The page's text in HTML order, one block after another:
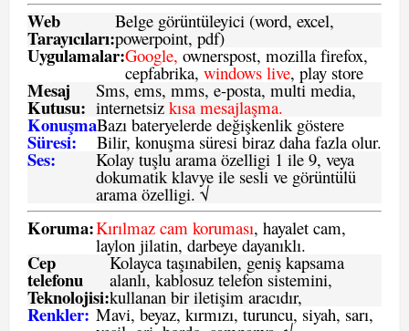
Web
Tarayıcıları:
Belge görüntüleyici (word, excel,
powerpoint, pdf)
Uygulamalar:Google, ownerspost, mozilla firefox,
cepfabrika, windows live, play store
Mesaj
Kutusu:
Sms, ems, mms, e-posta, multi media,
internetsiz kısa mesajlaşma.
Konuşma
Süresi:
Bazı bateryelerde değişkenlik göstere
Bilir, konuşma süresi biraz daha fazla olur.
Ses: Kolay tuşlu arama özelligi 1 ile 9, veya
dokumatik klavye ile sesli ve görüntülü
arama özelligi. √
Koruma:Kırılmaz cam koruması, hayalet cam,
laylon jilatin, darbeye dayanıklı.
Cep
telefonu
Teknolojisi:
Kolayca taşınabilen, geniş kapsama
alanlı, kablosuz telefon sistemini,
kullanan bir iletişim aracıdır,
Renkler: Mavi, beyaz, kırmızı, turuncu, siyah, sarı,